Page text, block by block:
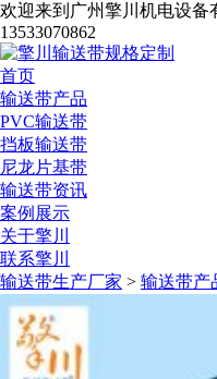
欢迎来到广州擎川机电设备
13533070862
首页
输送带产品
PVC输送带
挡板输送带
尼龙片基带
输送带资讯
案例展示
关于擎川
联系擎川
输送带生产厂家 > 输送带产